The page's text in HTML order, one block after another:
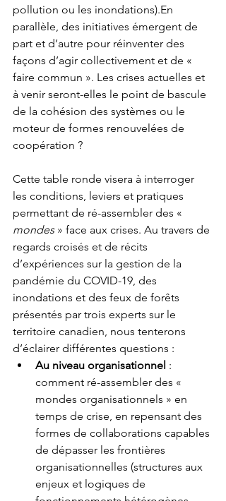
pollution ou les inondations).En
parallèle, des initiatives émergent de
part et d’autre pour réinventer des
façons d’agir collectivement et de «
faire commun ». Les crises actuelles et
à venir seront-elles le point de bascule
de la cohésion des systèmes ou le
moteur de formes renouvelées de
coopération ?
Cette table ronde visera à interroger
les conditions, leviers et pratiques
permettant de ré-assembler des «
mondes » face aux crises. Au travers de
regards croisés et de récits
d’expériences sur la gestion de la
pandémie du COVID-19, des
inondations et des feux de forêts
présentés par trois experts sur le
territoire canadien, nous tenterons
d’éclairer différentes questions :
Au niveau organisationnel :
comment ré-assembler des «
mondes organisationnels » en
temps de crise, en repensant des
formes de collaborations capables
de dépasser les frontières
organisationnelles (structures aux
enjeux et logiques de